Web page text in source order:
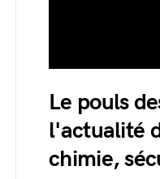
Le pouls
l'actualité
chimie,